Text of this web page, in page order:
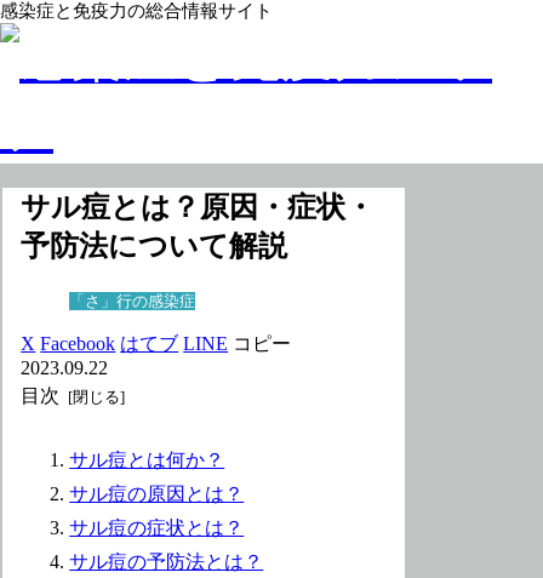
感染症と免疫力の総合情報サイト
サル痘とは？原因・症状・
予防法について解説
「さ」行の感染症
X Facebook はてブ LINE コピー
2023.09.22
目次
サル痘とは何か？
サル痘の原因とは？
サル痘の症状とは？
サル痘の予防法とは？